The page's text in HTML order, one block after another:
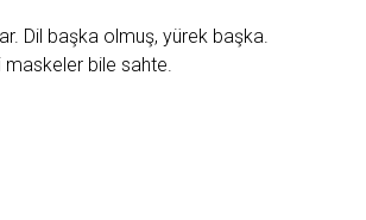
Dil başka olmuş, yürek başka.
maskeler bile sahte.